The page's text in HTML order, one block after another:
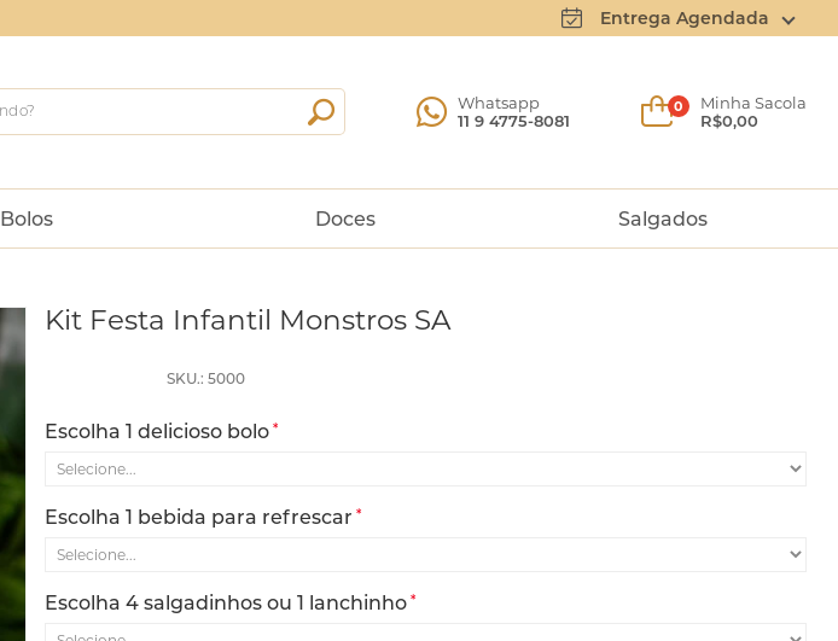
Entrega Agendada
Whatsapp
11 9 4775-8081
0
Minha Sacola
R$0,00
Bolos Doces Salgados
Kit Festa Infantil Monstros SA
SKU.: 5000
*
Escolha 1 delicioso bolo
*
Escolha 1 bebida para refrescar
*
Escolha 4 salgadinhos ou 1 lanchinho